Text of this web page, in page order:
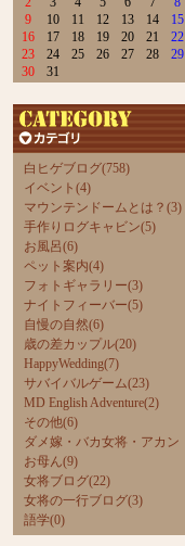
9
10 11 12 13 14
15
16
17 18 19 20 21
22
23
24 25 26 27 28
29
30
31
白ヒゲブログ(758)
イベント(4)
マウンテンドームとは？(3)
手作りログキャビン(5)
お風呂(6)
ペット案内(4)
フォトギャラリー(3)
ナイトフィーバー(5)
自慢の自然(6)
歳の差カップル(20)
HappyWedding(7)
サバイバルゲーム(23)
MD English Adventure(2)
その他(6)
ダメ嫁・バカ女将・アカン
お母ん(9)
女将ブログ(22)
女将の一行ブログ(3)
語学(0)